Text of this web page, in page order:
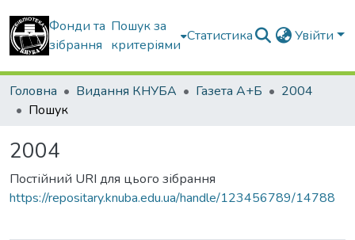
Фонди та
зібрання
Пошук за
критеріями
Статистика Увійти
Головна Видання КНУБА Газета А+Б
2004
Пошук
2004
Постійний URI для цього зібрання
https://repositary.knuba.edu.ua/handle/123456789/14788